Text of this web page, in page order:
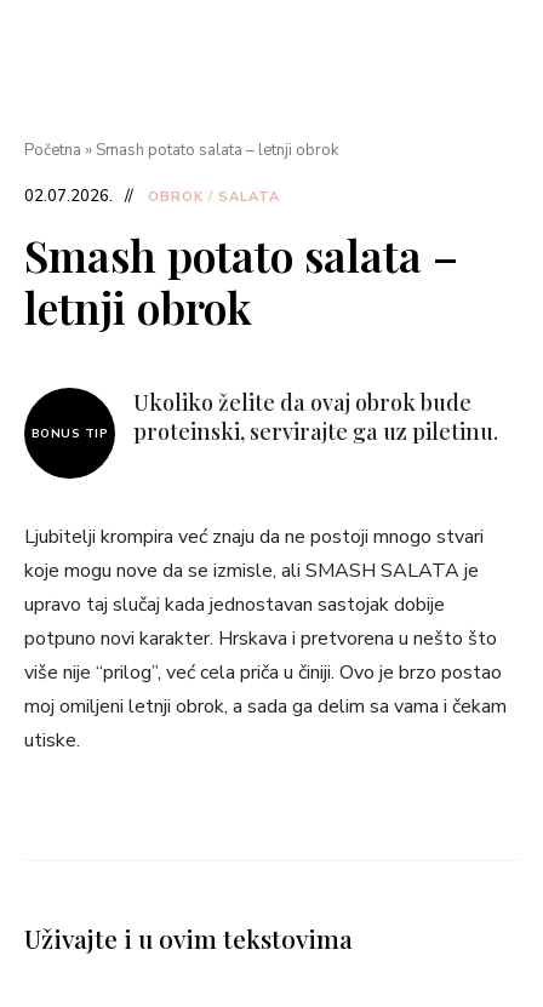
Početna » Smash potato salata – letnji obrok
02.07.2026. OBROK / SALATA
Smash potato salata –
letnji obrok
BONUS TIP
Ukoliko želite da ovaj obrok bude
proteinski, servirajte ga uz piletinu.
Ljubitelji krompira već znaju da ne postoji mnogo stvari
koje mogu nove da se izmisle, ali SMASH SALATA je
upravo taj slučaj kada jednostavan sastojak dobije
potpuno novi karakter. Hrskava i pretvorena u nešto što
više nije “prilog”, već cela priča u činiji. Ovo je brzo postao
moj omiljeni letnji obrok, a sada ga delim sa vama i čekam
utiske.
Uživajte i u ovim tekstovima